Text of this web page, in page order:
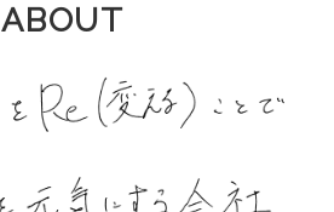
ABOUT